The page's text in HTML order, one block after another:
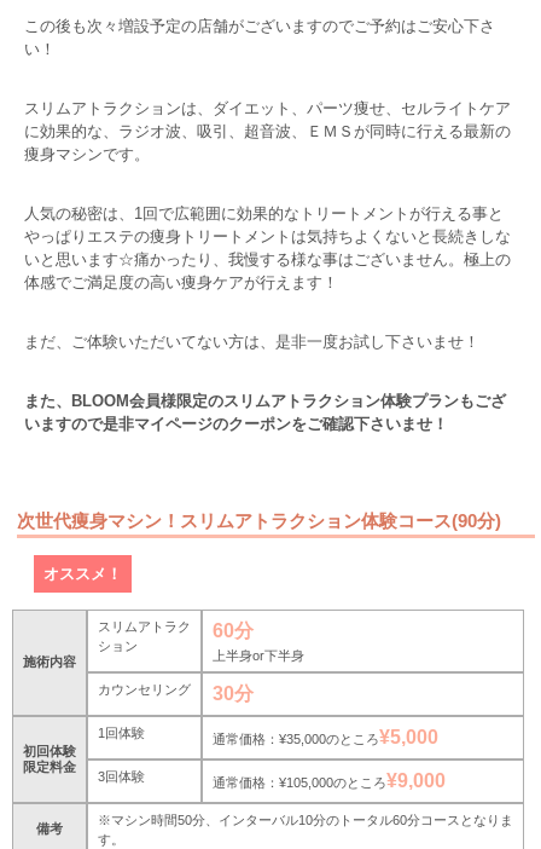
この後も次々増設予定の店舗がございますのでご予約はご安心下さ
い！
スリムアトラクションは、ダイエット、パーツ痩せ、セルライトケア
に効果的な、ラジオ波、吸引、超音波、ＥＭＳが同時に行える最新の
痩身マシンです。
人気の秘密は、1回で広範囲に効果的なトリートメントが行える事と
やっぱりエステの痩身トリートメントは気持ちよくないと長続きしな
いと思います☆痛かったり、我慢する様な事はございません。極上の
体感でご満足度の高い痩身ケアが行えます！
まだ、ご体験いただいてない方は、是非一度お試し下さいませ！
また、BLOOM会員様限定のスリムアトラクション体験プランもござ
いますので是非マイページのクーポンをご確認下さいませ！
次世代痩身マシン！スリムアトラクション体験コース(90分)
オススメ！
施術内容
スリムアトラク
ション
60分
上半身or下半身
カウンセリング 30分
初回体験
限定料金
1回体験 通常価格：¥35,000のところ¥5,000
3回体験 通常価格：¥105,000のところ¥9,000
備考
※マシン時間50分、インターバル10分のトータル60分コースとなりま
す。